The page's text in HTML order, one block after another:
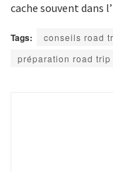
cache souvent dans
Tags: conseils road
préparation road trip